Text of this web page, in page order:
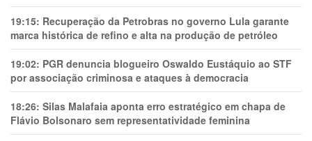
19:15: Recuperação da Petrobras no governo Lula garante
marca histórica de refino e alta na produção de petróleo
19:02: PGR denuncia blogueiro Oswaldo Eustáquio ao STF
por associação criminosa e ataques à democracia
18:26: Silas Malafaia aponta erro estratégico em chapa de
Flávio Bolsonaro sem representatividade feminina